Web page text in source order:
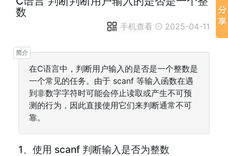
数
手机查看 2025-04-11
在C语言中，判断用户输入的是否是一个整数是
一个常见的任务。由于 scanf 等输入函数在遇
到非数字字符时可能会停止读取或产生不可预
测的行为，因此直接使用它们来判断通常不可
靠。
1、使用 scanf 判断输入是否为整数